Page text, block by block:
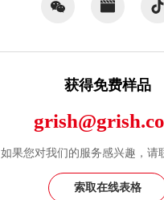
获得免费样品
如果您对我们的服务感兴趣，请
索取在线表格